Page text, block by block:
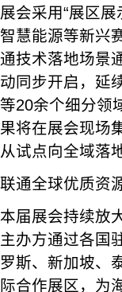
展会采用“展区
智慧能源等新兴
通技术落地场景
动同步开启，延
等20余个细分领
果将在展会现场
从试点向全域落
联通全球优质资
本届展会持续放
主办方通过各国
罗斯、新加坡、
际合作展区，为